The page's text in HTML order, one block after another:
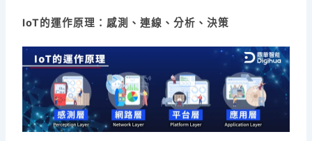
IoT的運作原理：感測、連線、分析、決策